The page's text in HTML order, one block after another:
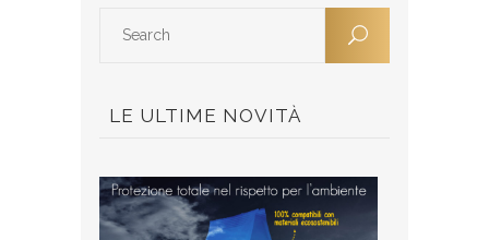
LE ULTIME NOVITÀ